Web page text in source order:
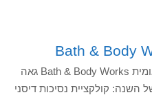
Bath & Body
רשת הטיפוח והלייף סטייל הבינלאומית Bath & Body Works גאה
קולקציית נסיכות דיסני